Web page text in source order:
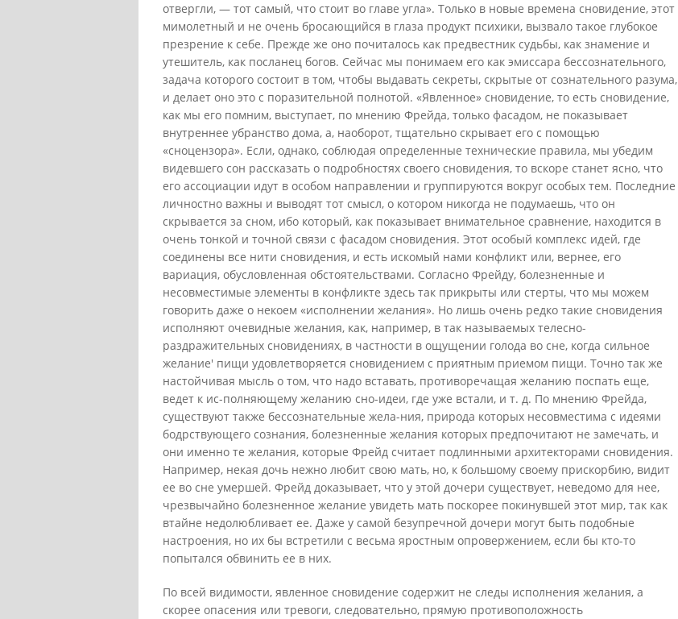
отвергли, — тот самый, что стоит во главе угла». Только в новые времена сновидение, этот
мимолетный и не очень бросающийся в глаза продукт психики, вызвало такое глубокое
презрение к себе. Прежде же оно почиталось как предвестник судьбы, как знамение и
утешитель, как посланец богов. Сейчас мы понимаем его как эмиссара бессознательного,
задача которого состоит в том, чтобы выдавать секреты, скрытые от сознательного разума,
и делает оно это с поразительной полнотой. «Явленное» сновидение, то есть сновидение,
как мы его помним, выступает, по мнению Фрейда, только фасадом, не показывает
внутреннее убранство дома, а, наоборот, тщательно скрывает его с помощью
«сноцензора». Если, однако, соблюдая определенные технические правила, мы убедим
видевшего сон рассказать о подробностях своего сновидения, то вскоре станет ясно, что
его ассоциации идут в особом направлении и группируются вокруг особых тем. Последние
личностно важны и выводят тот смысл, о котором никогда не подумаешь, что он
скрывается за сном, ибо который, как показывает внимательное сравнение, находится в
очень тонкой и точной связи с фасадом сновидения. Этот особый комплекс идей, где
соединены все нити сновидения, и есть искомый нами конфликт или, вернее, его
вариация, обусловленная обстоятельствами. Согласно Фрейду, болезненные и
несовместимые элементы в конфликте здесь так прикрыты или стерты, что мы можем
говорить даже о некоем «исполнении желания». Но лишь очень редко такие сновидения
исполняют очевидные желания, как, например, в так называемых телесно-
раздражительных сновидениях, в частности в ощущении голода во сне, когда сильное
желание' пищи удовлетворяется сновидением с приятным приемом пищи. Точно так же
настойчивая мысль о том, что надо вставать, противоречащая желанию поспать еще,
ведет к ис-полняющему желанию сно-идеи, где уже встали, и т. д. По мнению Фрейда,
существуют также бессознательные жела-ния, природа которых несовместима с идеями
бодрствующего сознания, болезненные желания которых предпочитают не замечать, и
они именно те желания, которые Фрейд считает подлинными архитекторами сновидения.
Например, некая дочь нежно любит свою мать, но, к большому своему прискорбию, видит
ее во сне умершей. Фрейд доказывает, что у этой дочери существует, неведомо для нее,
чрезвычайно болезненное желание увидеть мать поскорее покинувшей этот мир, так как
втайне недолюбливает ее. Даже у самой безупречной дочери могут быть подобные
настроения, но их бы встретили с весьма яростным опровержением, если бы кто-то
попытался обвинить ее в них.
По всей видимости, явленное сновидение содержит не следы исполнения желания, а
скорее опасения или тревоги, следовательно, прямую противоположность